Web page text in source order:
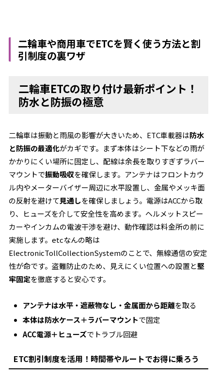
二輪車や商用車でETCを賢く使う方法と割
引制度の裏ワザ
二輪車ETCの取り付け最新ポイント！
防水と防振の極意
二輪車は振動と雨風の影響が大きいため、ETC車載器は防水
と防振の最適化がカギです。まず本体はシート下などの雨が
かかりにくい場所に固定し、配線は余長を取りすぎずラバー
マウントで振動吸収を確保します。アンテナはフロントカウ
ル内やメーターバイザー周辺に水平設置し、金属やメッキ面
の反射を避けて見通しを確保しましょう。電源はACCから取
り、ヒューズを介して安全性を高めます。ヘルメットスピー
カーやインカムの電波干渉を避け、動作確認は料金所の前に
実施します。etcなんの略は
ElectronicTollCollectionSystemのことで、無線通信の安定
性が命です。盗難防止のため、見えにくい位置への設置と堅
牢固定を徹底すると安心です。
アンテナは水平・遮蔽物なし・金属面から距離を取る
本体は防水ケース＋ラバーマウントで固定
ACC電源＋ヒューズでトラブル回避
ETC割引制度を活用！時間帯やルートでお得に乗ろう